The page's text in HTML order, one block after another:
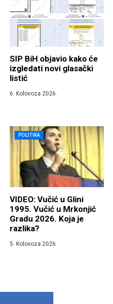
SIP BiH objavio kako će
izgledati novi glasački
listić
6. Kolovoza 2026.
POLITIKA
VIDEO: Vučić u Glini
1995. Vučić u Mrkonjić
Gradu 2026. Koja je
razlika?
5. Kolovoza 2026.